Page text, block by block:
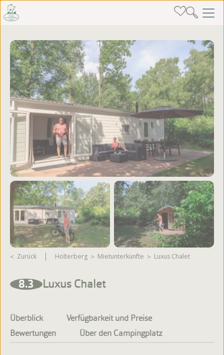
Zurück Holterberg Mietunterkünfte Luxus Chalet
8.3 Luxus Chalet
Überblick
Verfügbarkeit und Preise
Bewertungen
Über den Campingplatz